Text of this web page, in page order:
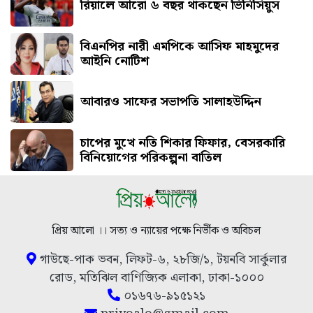
রিয়ালে আরো ৬ বছর থাকছেন ভিনিসিয়ুস
বিএনপির নারী এমপিকে আসিফ মাহমুদের
আইনি নোটিশ
আবারও সাফের সভাপতি সালাহউদ্দিন
চাপের মুখে নতি শিকার ফিফার, বেসরকারি
বিনিয়োগের পরিকল্পনা বাতিল
প্রিয় আলো ।। সত্য ও ন্যায়ের পক্ষে নির্ভীক ও অবিচল
গাউছে-পাক ভবন, লিফট-৬, ২৮জি/১, টয়নবি সার্কুলার
রোড, মতিঝিল বাণিজ্যিক এলাকা, ঢাকা-১০০০
০১৬৭৬-৯১৫১২১